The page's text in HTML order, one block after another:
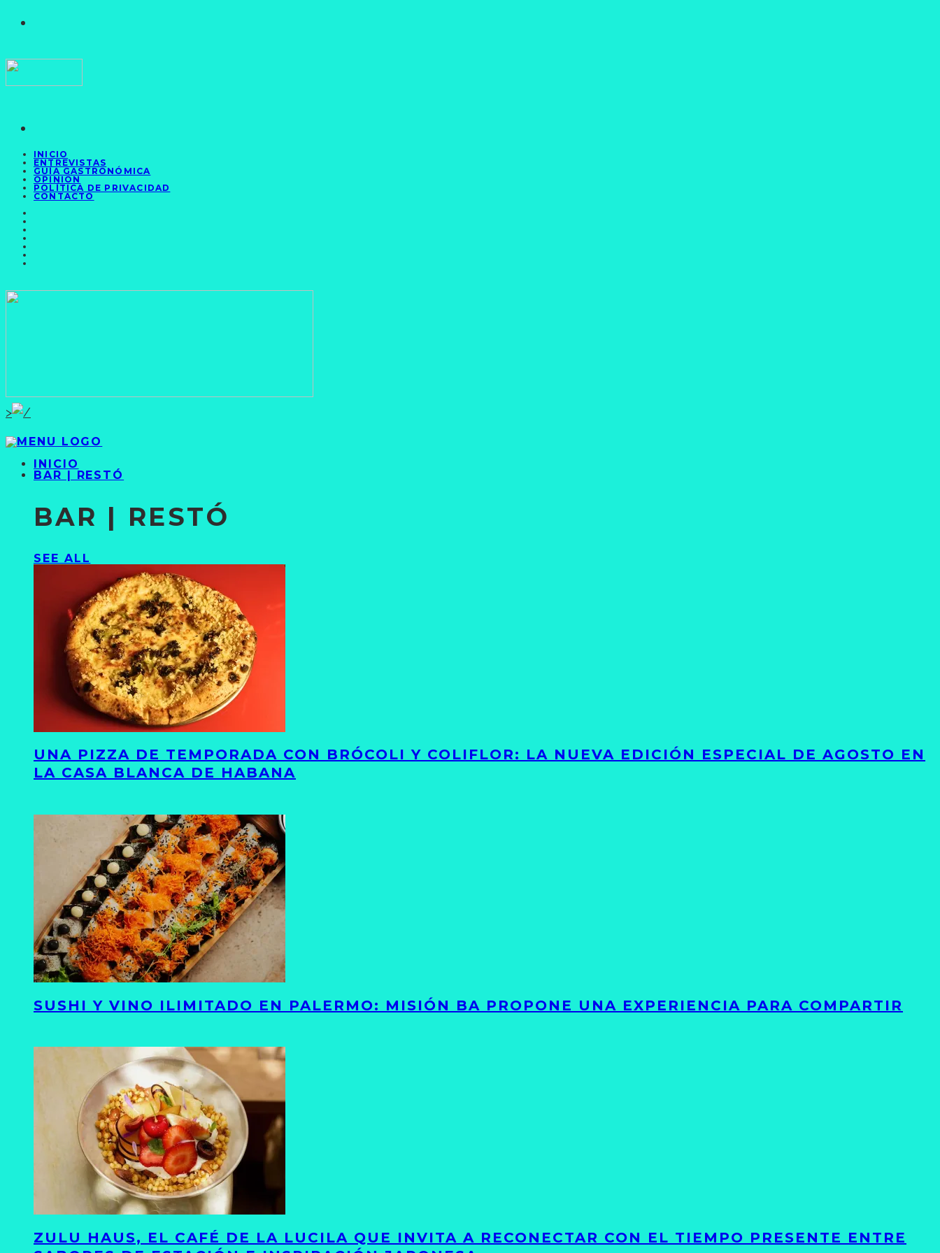
INICIO
ENTREVISTAS
GUÍA GASTRONÓMICA
OPINIÓN
POLÍTICA DE PRIVACIDAD
CONTACTO
>
INICIO
BAR | RESTÓ
BAR | RESTÓ
SEE ALL
UNA PIZZA DE TEMPORADA CON BRÓCOLI Y COLIFLOR: LA NUEVA EDICIÓN ESPECIAL DE AGOSTO EN
LA CASA BLANCA DE HABANA
SUSHI Y VINO ILIMITADO EN PALERMO: MISIÓN BA PROPONE UNA EXPERIENCIA PARA COMPARTIR
ZULU HAUS, EL CAFÉ DE LA LUCILA QUE INVITA A RECONECTAR CON EL TIEMPO PRESENTE ENTRE